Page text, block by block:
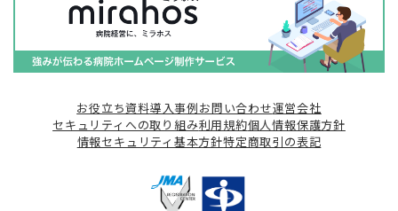
お役立ち資料導入事例お問い合わせ運営会社
セキュリティへの取り組み利用規約個人情報保護方針
情報セキュリティ基本方針特定商取引の表記